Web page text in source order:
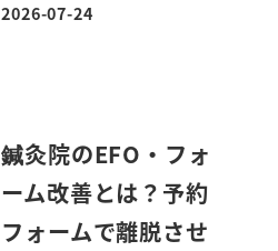
投稿日
2026-07-24
鍼灸院のEFO・フォ
ーム改善とは？予約
フォームで離脱させ